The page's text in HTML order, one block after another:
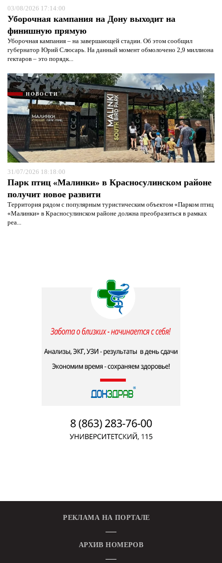
03/08/2026 17:14:00
Уборочная кампания на Дону выходит на
финишную прямую
Уборочная кампания – на завершающей стадии. Об этом сообщил
губернатор Юрий Слюсарь. На данный момент обмолочено 2,9 миллиона
гектаров – это порядк...
НОВОСТИ
31/07/2026 18:18:00
Парк птиц «Малинки» в Красносулинском районе
получит новое развити
Территория рядом с популярным туристическим объектом «Парком птиц
«Малинки» в Красносулинском районе должна преобразиться в рамках
реа...
РЕКЛАМА НА ПОРТАЛЕ
АРХИВ НОМЕРОВ